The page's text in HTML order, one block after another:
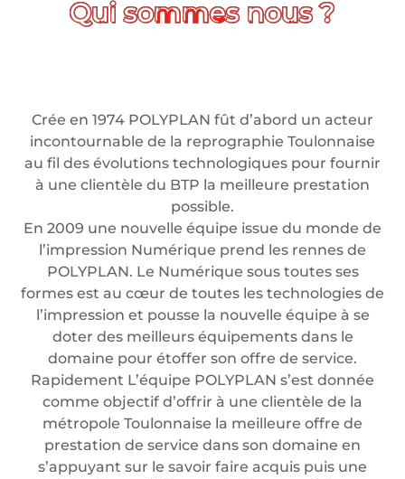
Crée en 1974 POLYPLAN fût d’abord un acteur
incontournable de la reprographie Toulonnaise
au fil des évolutions technologiques pour fournir
à une clientèle du BTP la meilleure prestation
possible.
En 2009 une nouvelle équipe issue du monde de
l’impression Numérique prend les rennes de
POLYPLAN. Le Numérique sous toutes ses
formes est au cœur de toutes les technologies de
l’impression et pousse la nouvelle équipe à se
doter des meilleurs équipements dans le
domaine pour étoffer son offre de service.
Rapidement L’équipe POLYPLAN s’est donnée
comme objectif d’offrir à une clientèle de la
métropole Toulonnaise la meilleure offre de
prestation de service dans son domaine en
s’appuyant sur le savoir faire acquis puis une